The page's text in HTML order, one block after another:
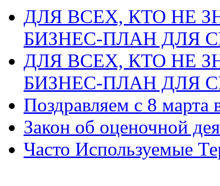
ДЛЯ ВСЕХ, КТО НЕ
БИЗНЕС-ПЛАН ДЛЯ
ДЛЯ ВСЕХ, КТО НЕ
БИЗНЕС-ПЛАН ДЛЯ
Поздравляем с 8
Закон об оценочной
Часто Используемые